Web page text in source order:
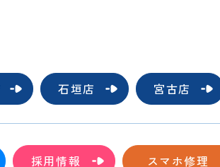
石垣店 宮古店
採用情報 スマホ修理